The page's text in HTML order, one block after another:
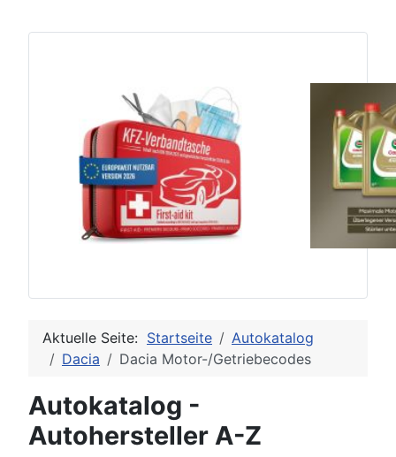
Aktuelle Seite: Startseite
Autokatalog
Dacia
Dacia Motor-/Getriebecodes
Autokatalog -
Autohersteller A-Z